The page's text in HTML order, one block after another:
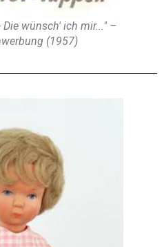
wünsch' ich mir..." –
(1957)